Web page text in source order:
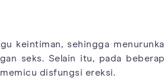
keintiman, sehingga
seks. Selain itu, pada
disfungsi ereksi.